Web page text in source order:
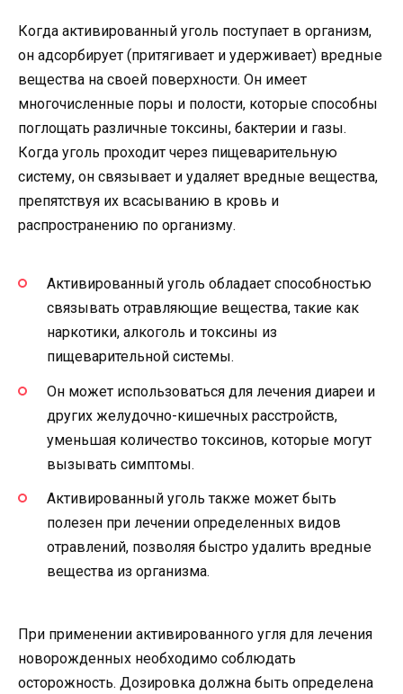
Когда активированный уголь поступает в организм,
он адсорбирует (притягивает и удерживает) вредные
вещества на своей поверхности. Он имеет
многочисленные поры и полости, которые способны
поглощать различные токсины, бактерии и газы.
Когда уголь проходит через пищеварительную
систему, он связывает и удаляет вредные вещества,
препятствуя их всасыванию в кровь и
распространению по организму.
Активированный уголь обладает способностью
связывать отравляющие вещества, такие как
наркотики, алкоголь и токсины из
пищеварительной системы.
Он может использоваться для лечения диареи и
других желудочно-кишечных расстройств,
уменьшая количество токсинов, которые могут
вызывать симптомы.
Активированный уголь также может быть
полезен при лечении определенных видов
отравлений, позволяя быстро удалить вредные
вещества из организма.
При применении активированного угля для лечения
новорожденных необходимо соблюдать
осторожность. Дозировка должна быть определена